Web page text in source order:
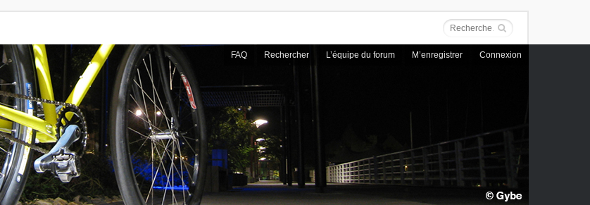
FAQ Rechercher L’équipe du forum M’enregistrer Connexion